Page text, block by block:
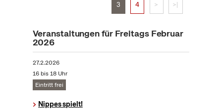
3 4 > >|
Veranstaltungen für Freitags Februar
2026
27.2.2026
16 bis 18 Uhr
Eintritt frei
Nippes spielt!